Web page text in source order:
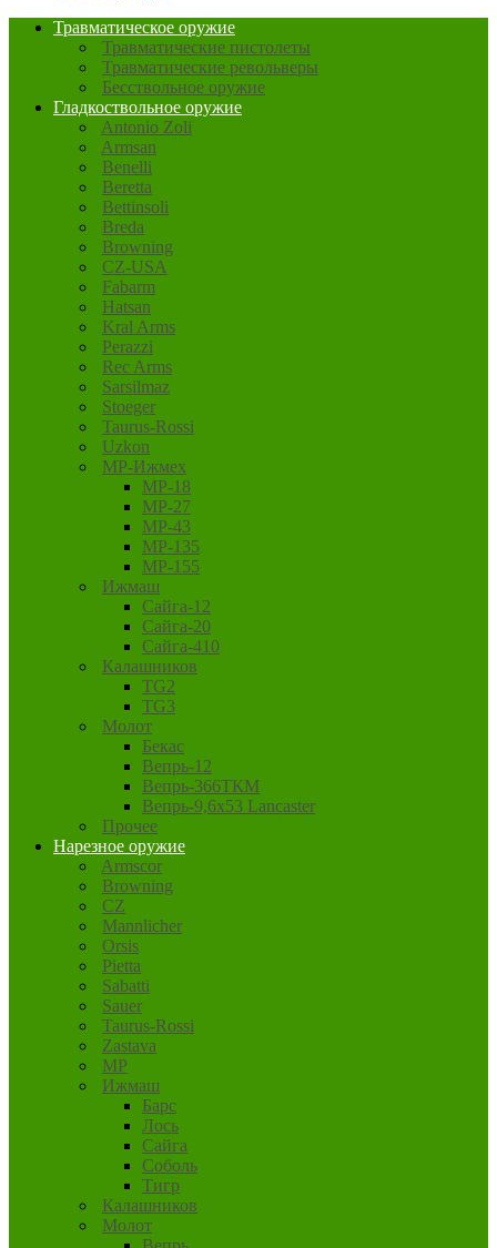
Травматическое оружие
Травматические пистолеты
Травматические револьверы
Бесствольное оружие
Гладкоствольное оружие
Antonio Zoli
Armsan
Benelli
Beretta
Bettinsoli
Breda
Browning
CZ-USA
Fabarm
Hatsan
Kral Arms
Perazzi
Rec Arms
Sarsilmaz
Stoeger
Taurus-Rossi
Uzkon
MP-Ижмех
MP-18
MP-27
MP-43
MP-135
MP-155
Ижмаш
Сайга-12
Сайга-20
Сайга-410
Калашников
TG2
TG3
Молот
Бекас
Вепрь-12
Вепрь-366ТКМ
Вепрь-9,6х53 Lancaster
Прочее
Нарезное оружие
Armscor
Browning
CZ
Mannlicher
Orsis
Pietta
Sabatti
Sauer
Taurus-Rossi
Zastava
MP
Ижмаш
Барс
Лось
Сайга
Соболь
Тигр
Калашников
Молот